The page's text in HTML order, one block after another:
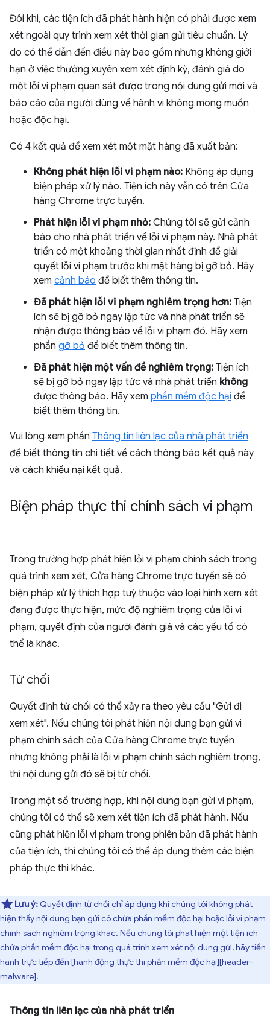
Đôi khi, các tiện ích đã phát hành hiện có phải được xem
xét ngoài quy trình xem xét thời gian gửi tiêu chuẩn. Lý
do có thể dẫn đến điều này bao gồm nhưng không giới
hạn ở việc thường xuyên xem xét định kỳ, đánh giá do
một lỗi vi phạm quan sát được trong nội dung gửi mới và
báo cáo của người dùng về hành vi không mong muốn
hoặc độc hại.
Có 4 kết quả để xem xét một mặt hàng đã xuất bản:
Không phát hiện lỗi vi phạm nào: Không áp dụng
biện pháp xử lý nào. Tiện ích này vẫn có trên Cửa
hàng Chrome trực tuyến.
Phát hiện lỗi vi phạm nhỏ: Chúng tôi sẽ gửi cảnh
báo cho nhà phát triển về lỗi vi phạm này. Nhà phát
triển có một khoảng thời gian nhất định để giải
quyết lỗi vi phạm trước khi mặt hàng bị gỡ bỏ. Hãy
xem cảnh báo để biết thêm thông tin.
Đã phát hiện lỗi vi phạm nghiêm trọng hơn: Tiện
ích sẽ bị gỡ bỏ ngay lập tức và nhà phát triển sẽ
nhận được thông báo về lỗi vi phạm đó. Hãy xem
phần gỡ bỏ để biết thêm thông tin.
Đã phát hiện một vấn đề nghiêm trọng: Tiện ích
sẽ bị gỡ bỏ ngay lập tức và nhà phát triển không
được thông báo. Hãy xem phần mềm độc hại để
biết thêm thông tin.
Vui lòng xem phần Thông tin liên lạc của nhà phát triển
để biết thông tin chi tiết về cách thông báo kết quả này
và cách khiếu nại kết quả.
Biện pháp thực thi chính sách vi phạm
Trong trường hợp phát hiện lỗi vi phạm chính sách trong
quá trình xem xét, Cửa hàng Chrome trực tuyến sẽ có
biện pháp xử lý thích hợp tuỳ thuộc vào loại hình xem xét
đang được thực hiện, mức độ nghiêm trọng của lỗi vi
phạm, quyết định của người đánh giá và các yếu tố có
thể là khác.
Từ chối
Quyết định từ chối có thể xảy ra theo yêu cầu "Gửi đi
xem xét". Nếu chúng tôi phát hiện nội dung bạn gửi vi
phạm chính sách của Cửa hàng Chrome trực tuyến
nhưng không phải là lỗi vi phạm chính sách nghiêm trọng,
thì nội dung gửi đó sẽ bị từ chối.
Trong một số trường hợp, khi nội dung bạn gửi vi phạm,
chúng tôi có thể sẽ xem xét tiện ích đã phát hành. Nếu
cũng phát hiện lỗi vi phạm trong phiên bản đã phát hành
của tiện ích, thì chúng tôi có thể áp dụng thêm các biện
pháp thực thi khác.
Lưu ý:Quyết định từ chối chỉ áp dụng khi chúng tôi không phát
hiện thấy nội dung bạn gửi có chứa phần mềm độc hại hoặc lỗi vi phạm
chính sách nghiêm trọng khác. Nếu chúng tôi phát hiện một tiện ích
chứa phần mềm độc hại trong quá trình xem xét nội dung gửi, hãy tiến
hành trực tiếp đến [hành động thực thi phần mềm độc hại][header-
malware].
Thông tin liên lạc của nhà phát triển